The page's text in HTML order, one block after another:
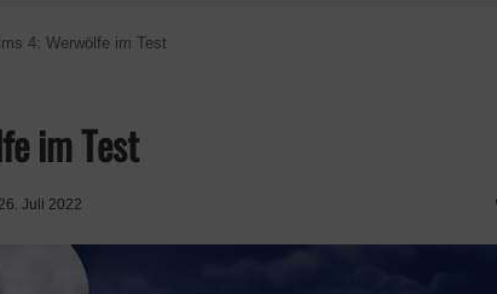
4: Werwölfe im Test
im Test
26. Juli 2022